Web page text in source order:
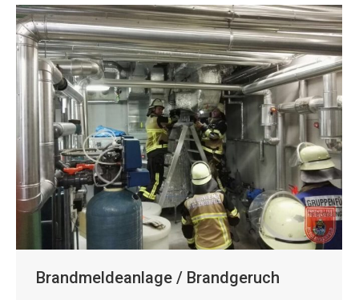
Brandmeldeanlage / Brandgeruch